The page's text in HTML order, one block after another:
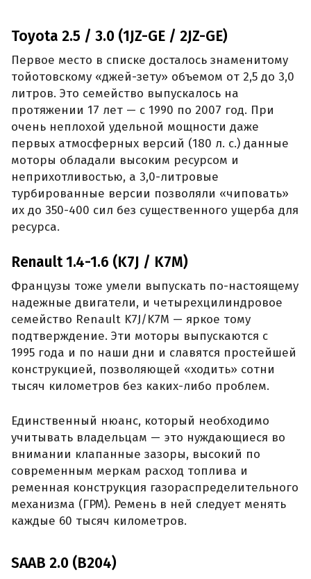
Toyota 2.5 / 3.0 (1JZ-GE / 2JZ-GE)
Первое место в списке досталось знаменитому
тойотовскому «джей-зету» объемом от 2,5 до 3,0
литров. Это семейство выпускалось на
протяжении 17 лет — с 1990 по 2007 год. При
очень неплохой удельной мощности даже
первых атмосферных версий (180 л. с.) данные
моторы обладали высоким ресурсом и
неприхотливостью, а 3,0-литровые
турбированные версии позволяли «чиповать»
их до 350-400 сил без существенного ущерба для
ресурса.
Renault 1.4-1.6 (K7J / K7M)
Французы тоже умели выпускать по-настоящему
надежные двигатели, и четырехцилиндровое
семейство Renault K7J/K7M — яркое тому
подтверждение. Эти моторы выпускаются с
1995 года и по наши дни и славятся простейшей
конструкцией, позволяющей «ходить» сотни
тысяч километров без каких-либо проблем.
Единственный нюанс, который необходимо
учитывать владельцам — это нуждающиеся во
внимании клапанные зазоры, высокий по
современным меркам расход топлива и
ременная конструкция газораспределительного
механизма (ГРМ). Ремень в ней следует менять
каждые 60 тысяч километров.
SAAB 2.0 (B204)